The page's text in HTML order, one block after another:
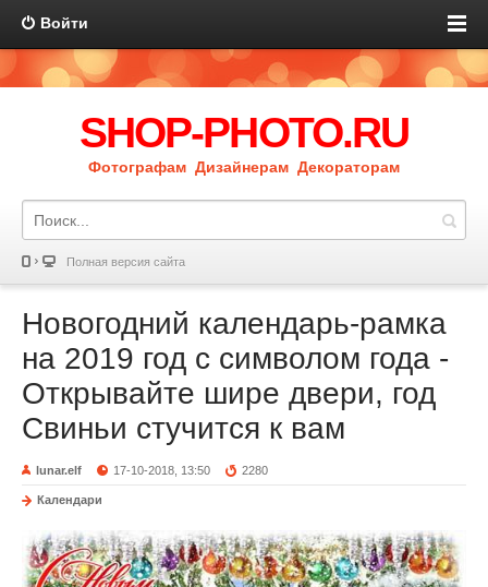
Войти
SHOP-PHOTO.RU
Фотографам Дизайнерам Декораторам
Полная версия сайта
Новогодний календарь-рамка
на 2019 год с символом года -
Открывайте шире двери, год
Свиньи стучится к вам
lunar.elf 17-10-2018, 13:50 2280
Календари